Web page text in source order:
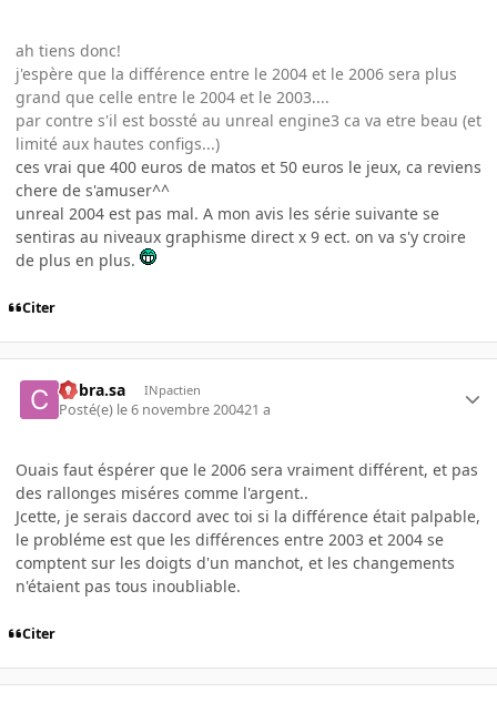
ah tiens donc!
j'espère que la différence entre le 2004 et le 2006 sera plus
grand que celle entre le 2004 et le 2003....
par contre s'il est bossté au unreal engine3 ca va etre beau (et
limité aux hautes configs...)
ces vrai que 400 euros de matos et 50 euros le jeux, ca reviens
chere de s'amuser^^
unreal 2004 est pas mal. A mon avis les série suivante se
sentiras au niveaux graphisme direct x 9 ect. on va s'y croire
de plus en plus.
Citer
Cobra.sa INpactien
Posté(e) le 6 novembre 200421 a
Ouais faut éspérer que le 2006 sera vraiment différent, et pas
des rallonges miséres comme l'argent..
Jcette, je serais daccord avec toi si la différence était palpable,
le probléme est que les différences entre 2003 et 2004 se
comptent sur les doigts d'un manchot, et les changements
n'étaient pas tous inoubliable.
Citer